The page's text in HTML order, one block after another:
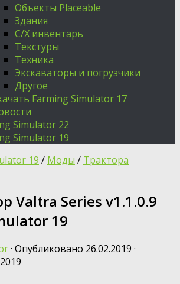
Объекты Placeable
Здания
С/Х инвентарь
Текстуры
Техника
Экскаваторы и погрузчики
Другое
Farming Simulator 17
Simulator 22
Simulator 19
19 / Моды / Трактора
Valtra Series v1.1.0.9
19
· Опубликовано 26.02.2019 ·